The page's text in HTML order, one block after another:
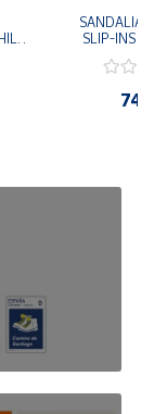
SANDALIAS
SLIP-INS